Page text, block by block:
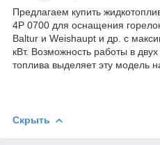
Предлагаем купить
4P 0700 для оснащения
Baltur и Weishaupt и др. с
кВт. Возможность работы в
топлива выделяет эту модель
Скрыть